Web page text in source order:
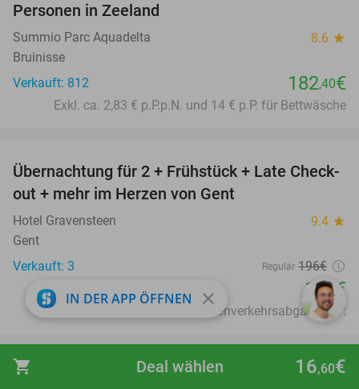
shopping_cart 16,60€
Deal wählen
Personen in Zeeland
Summio Parc Aquadelta 8.6 star
Bruinisse
Verkauft: 812
182,40€
Exkl. ca. 2,83 € p.P.p.N. und 14 € p.P. für Bettwäsche
34%
Übernachtung für 2 + Frühstück + Late Check-
out + mehr im Herzen von Gent
Hotel Gravensteen 9.4 star
Gent
Verkauft: 3
Regulär 196€
129€
Exkl. ca. 3,50€ Fremdenverkehrsabgabe p. P.
32%
Eintrittskarte für Kinderstad Heerlen
IN DER APP ÖFFNEN close